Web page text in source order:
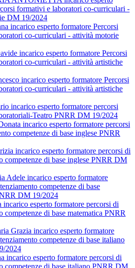
formativi e laboratori co-curriculari -
DM 19/2024
incarico esperto formatore Percorsi
co-curriculari - attività motorie
incarico esperto formatore Percorsi
co-curriculari - attività artistiche
incarico esperto formatore Percorsi
co-curriculari - attività artistiche
incarico esperto formatore percorsi
Teatro PNRR DM 19/2024
incarico esperto formatore percorsi
competenze di base inglese PNRR
incarico esperto formatore percorsi di
competenze di base inglese PNRR DM
Adele incarico esperto formatore
competenze di base
DM 19/2024
incarico esperto formatore percorsi di
competenze di base matematica PNRR
Grazia incarico esperto formatore
competenze di base italiano
2024
incarico esperto formatore percorsi di